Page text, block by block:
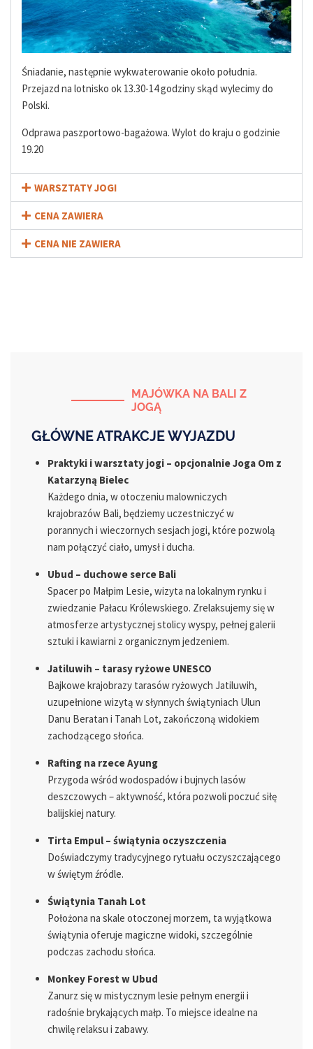
Śniadanie, następnie wykwaterowanie około południa.
Przejazd na lotnisko ok 13.30-14 godziny skąd wylecimy do
Polski.
Odprawa paszportowo-bagażowa. Wylot do kraju o godzinie
19.20
WARSZTATY JOGI
CENA ZAWIERA
CENA NIE ZAWIERA
MAJÓWKA NA BALI Z
JOGĄ
GŁÓWNE ATRAKCJE WYJAZDU
Praktyki i warsztaty jogi – opcjonalnie Joga Om z
Katarzyną Bielec
Każdego dnia, w otoczeniu malowniczych
krajobrazów Bali, będziemy uczestniczyć w
porannych i wieczornych sesjach jogi, które pozwolą
nam połączyć ciało, umysł i ducha.
Ubud – duchowe serce Bali
Spacer po Małpim Lesie, wizyta na lokalnym rynku i
zwiedzanie Pałacu Królewskiego. Zrelaksujemy się w
atmosferze artystycznej stolicy wyspy, pełnej galerii
sztuki i kawiarni z organicznym jedzeniem.
Jatiluwih – tarasy ryżowe UNESCO
Bajkowe krajobrazy tarasów ryżowych Jatiluwih,
uzupełnione wizytą w słynnych świątyniach Ulun
Danu Beratan i Tanah Lot, zakończoną widokiem
zachodzącego słońca.
Rafting na rzece Ayung
Przygoda wśród wodospadów i bujnych lasów
deszczowych – aktywność, która pozwoli poczuć siłę
balijskiej natury.
Tirta Empul – świątynia oczyszczenia
Doświadczymy tradycyjnego rytuału oczyszczającego
w świętym źródle.
Świątynia Tanah Lot
Położona na skale otoczonej morzem, ta wyjątkowa
świątynia oferuje magiczne widoki, szczególnie
podczas zachodu słońca.
Monkey Forest w Ubud
Zanurz się w mistycznym lesie pełnym energii i
radośnie brykających małp. To miejsce idealne na
chwilę relaksu i zabawy.